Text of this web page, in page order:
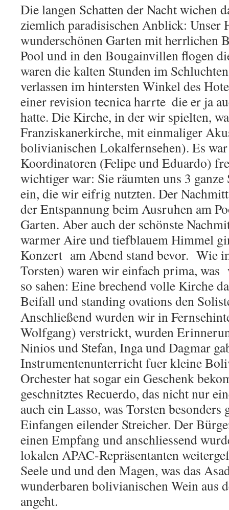
Die langen Schatten der Nacht wichen
ziemlich paradisischen Anblick: Unser
wunderschönen Garten mit herrlichen
Pool und in den Bougainvillen flogen
waren die kalten Stunden im
verlassen im hintersten Winkel des
einer revision tecnica harrte  die er ja
hatte. Die Kirche, in der wir spielten,
Franziskanerkirche, mit einmaliger
bolivianischen Lokalfernsehen). Es
Koordinatoren (Felipe und Eduardo)
wichtiger war: Sie räumten uns 3 ganze
ein, die wir eifrig nutzten. Der
der Entspannung beim Ausruhen am
Garten. Aber auch der schönste
warmer Aire und tiefblauem Himmel
Konzert am Abend stand bevor. Wie
Torsten) waren wir einfach prima,
so sahen: Eine brechend volle Kirche
Beifall und standing ovations den
Anschließend wurden wir in
Wolfgang) verstrickt, wurden
Ninios und Stefan, Inga und Dagmar
Instrumentenunterricht fuer kleine
Orchester hat sogar ein Geschenk
geschnitztes Recuerdo, das nicht nur
auch ein Lasso, was Torsten besonders
Einfangen eilender Streicher. Der
einen Empfang und anschliessend
lokalen APAC-Repräsentanten
Seele und und den Magen, was das
wunderbaren bolivianischen Wein aus
angeht.